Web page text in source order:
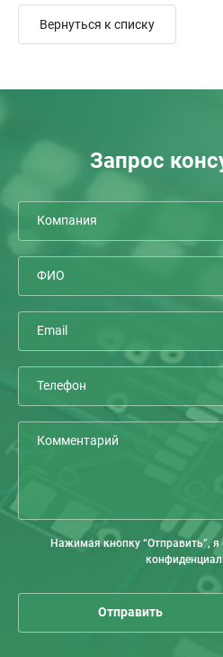
Вернуться к списку
Запрос
Нажимая кнопку “Отправить”,